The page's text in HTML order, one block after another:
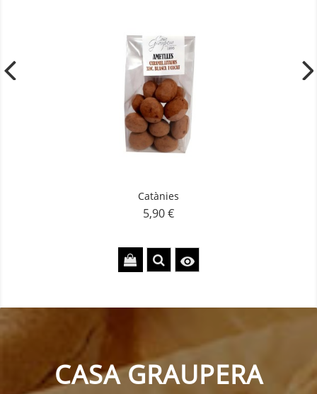
Catànies
Preu
5,90 €

CASA GRAUPERA